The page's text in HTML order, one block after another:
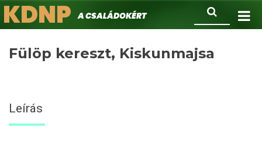
Ugrás
a
Keresés
KDNPA családokért.
Fülöp kereszt, Kiskunmajsa
Leírás